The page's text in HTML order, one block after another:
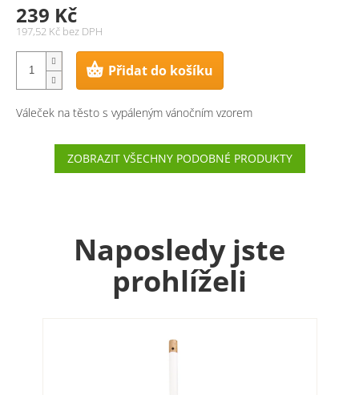
197,52 Kč bez DPH
239 Kč
Přidat do košíku
Váleček na těsto s vypáleným vánočním vzorem
ZOBRAZIT VŠECHNY PODOBNÉ PRODUKTY
Naposledy jste
prohlíželi